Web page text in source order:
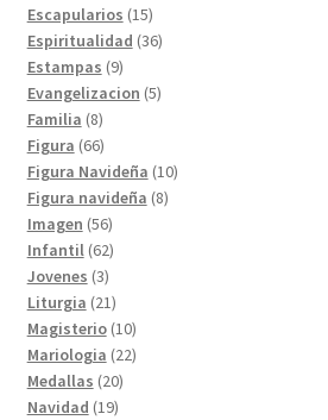
Escapularios 1515
productos
Espiritualidad 3636
Estampas 99
productos
Evangelizacion 55
Familia 88
productos
Figura 6666
productos
Figura Navideña 1010
Figura navideña 88
Imagen 5656
productos
Infantil 6262
productos
Jovenes 33
productos
Liturgia 2121
productos
Magisterio 1010
productos
Mariologia 2222
Medallas 2020
productos
Navidad 1919